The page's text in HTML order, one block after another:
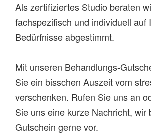
Als zertifiziertes Studio beraten
fachspezifisch und individuell auf
Bedürfnisse abgestimmt.
Mit unseren Behandlungs-
Sie ein bisschen Auszeit vom
verschenken. Rufen Sie uns an
Sie uns eine kurze Nachricht, wir
Gutschein gerne vor.